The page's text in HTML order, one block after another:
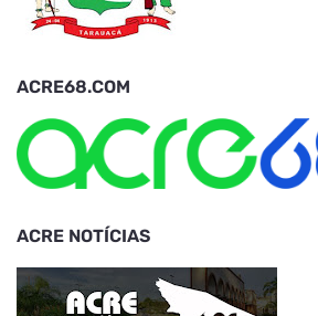
ACRE68.COM
ACRE NOTÍCIAS